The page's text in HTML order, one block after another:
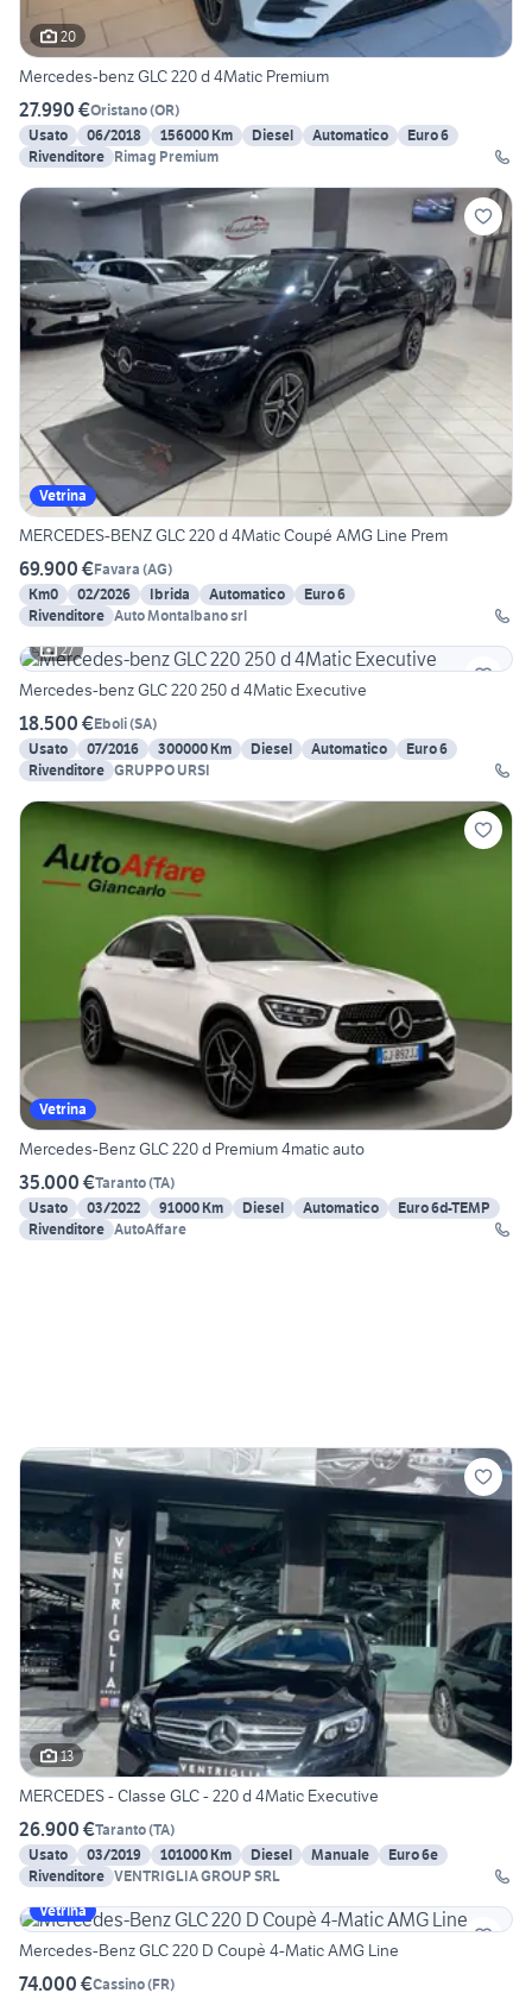
20
Mercedes-benz GLC 220 d 4Matic Premium
27.990 €Oristano(OR)
Usato
06/2018 156000 Km Diesel Automatico
Euro 6
Rivenditore Rimag Premium
Vetrina
MERCEDES-BENZ GLC 220 d 4Matic Coupé AMG Line Prem
69.900 €Favara (AG)
Km0
02/2026 Ibrida Automatico
Euro 6
Rivenditore Auto Montalbano srl
27
Mercedes-benz GLC 220 250 d 4Matic Executive
18.500 €Eboli(SA)
Usato
07/2016 300000 Km Diesel Automatico
Euro 6
Rivenditore GRUPPO URSI
Vetrina
Mercedes-Benz GLC 220 d Premium 4matic auto
35.000 €Taranto(TA)
Usato
03/2022 91000 Km Diesel Automatico
Euro 6d-TEMP
Rivenditore AutoAffare
13
MERCEDES - Classe GLC - 220 d 4Matic Executive
26.900 €Taranto(TA)
Usato
03/2019 101000 Km Diesel Manuale
Euro 6e
Rivenditore VENTRIGLIA GROUP SRL
Vetrina
Mercedes-Benz GLC 220 D Coupè 4-Matic AMG Line
74.000 €Cassino(FR)